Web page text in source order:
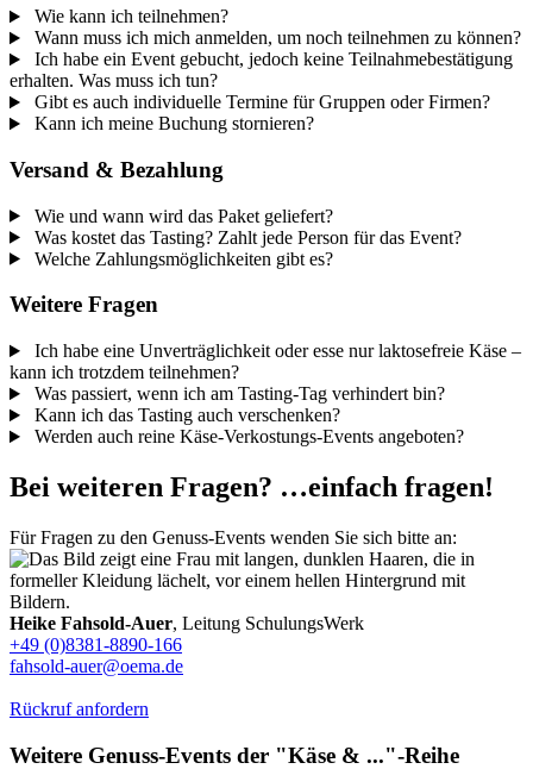
Wie kann ich teilnehmen?
Wann muss ich mich anmelden, um noch teilnehmen zu können?
Ich habe ein Event gebucht, jedoch keine Teilnahmebestätigung
erhalten. Was muss ich tun?
Gibt es auch individuelle Termine für Gruppen oder Firmen?
Kann ich meine Buchung stornieren?
Versand & Bezahlung
Wie und wann wird das Paket geliefert?
Was kostet das Tasting? Zahlt jede Person für das Event?
Welche Zahlungsmöglichkeiten gibt es?
Weitere Fragen
Ich habe eine Unverträglichkeit oder esse nur laktosefreie Käse –
kann ich trotzdem teilnehmen?
Was passiert, wenn ich am Tasting-Tag verhindert bin?
Kann ich das Tasting auch verschenken?
Werden auch reine Käse-Verkostungs-Events angeboten?
Bei weiteren Fragen? …einfach fragen!
Für Fragen zu den Genuss-Events wenden Sie sich bitte an:
Heike Fahsold-Auer, Leitung SchulungsWerk
+49 (0)8381-8890-166
fahsold-auer@oema.de
Rückruf anfordern
Weitere Genuss-Events der "Käse & ..."-Reihe